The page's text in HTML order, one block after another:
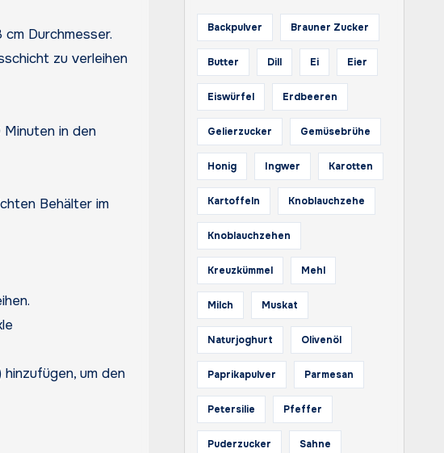
Durchmesser.
zu verleihen
in den
Behälter im
um den
Backpulver Brauner Zucker
Butter Dill Ei Eier
Eiswürfel Erdbeeren
Gelierzucker Gemüsebrühe
Honig Ingwer Karotten
Kartoffeln Knoblauchzehe
Knoblauchzehen
Kreuzkümmel Mehl
Milch Muskat
Naturjoghurt Olivenöl
Paprikapulver Parmesan
Petersilie Pfeffer
Puderzucker Sahne